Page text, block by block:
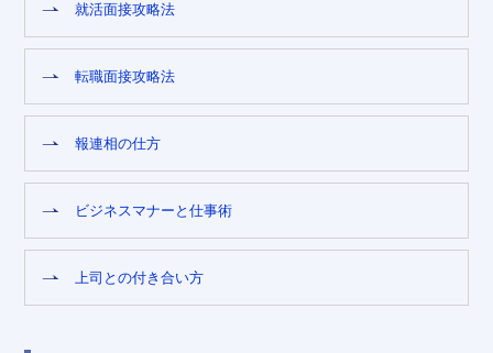
就活面接攻略法
転職面接攻略法
報連相の仕方
ビジネスマナーと仕事術
上司との付き合い方